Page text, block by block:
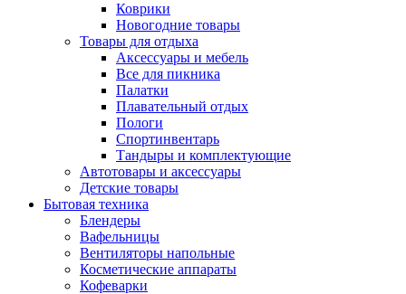
Коврики
Новогодние товары
Товары для отдыха
Аксессуары и мебель
Все для пикника
Палатки
Плавательный отдых
Пологи
Спортинвентарь
Тандыры и комплектующие
Автотовары и аксессуары
Детские товары
Бытовая техника
Блендеры
Вафельницы
Вентиляторы напольные
Косметические аппараты
Кофеварки